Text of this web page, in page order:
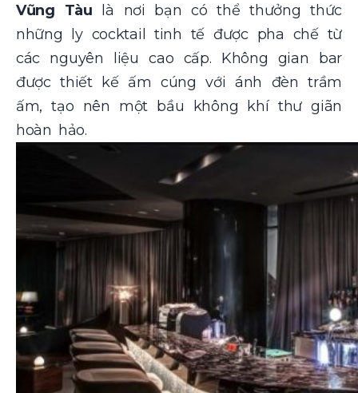
Vũng Tàu là nơi bạn có thể thưởng thức
những ly cocktail tinh tế được pha chế từ
các nguyên liệu cao cấp. Không gian bar
được thiết kế ấm cúng với ánh đèn trầm
ấm, tạo nên một bầu không khí thư giãn
hoàn hảo.